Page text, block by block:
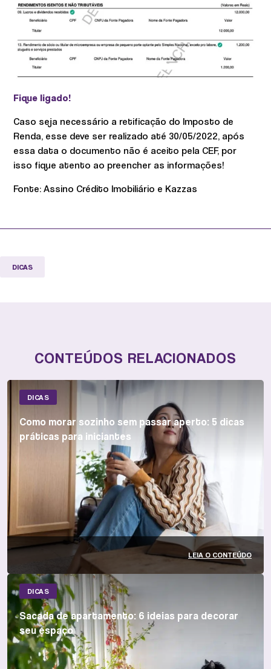
Fique ligado!
Caso seja necessário a retificação do Imposto de
Renda, esse deve ser realizado até 30/05/2022, após
essa data o documento não é aceito pela CEF, por
isso fique atento ao preencher as informações!
Fonte: Assino Crédito Imobiliário e Kazzas
DICAS
CONTEÚDOS RELACIONADOS
DICAS
Como morar sozinho sem passar aperto: 5 dicas
práticas para iniciantes
LEIA O CONTEÚDO
DICAS
Sacada de apartamento: 6 ideias para decorar
seu espaço